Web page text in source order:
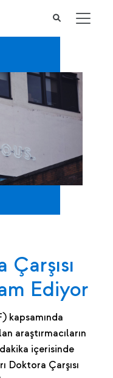
Ediyor
kapsamında
araştırmacıların
içerisinde
Doktora Çarşısı